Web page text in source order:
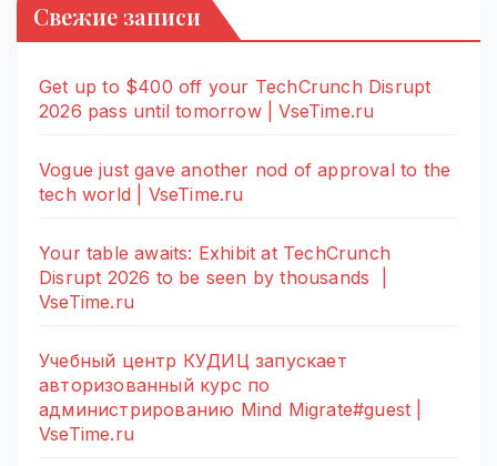
Свежие записи
Get up to $400 off your TechCrunch Disrupt
2026 pass until tomorrow | VseTime.ru
Vogue just gave another nod of approval to the
tech world | VseTime.ru
Your table awaits: Exhibit at TechCrunch
Disrupt 2026 to be seen by thousands |
VseTime.ru
Учебный центр КУДИЦ запускает
авторизованный курс по
администрированию Mind Migrate#guest |
VseTime.ru